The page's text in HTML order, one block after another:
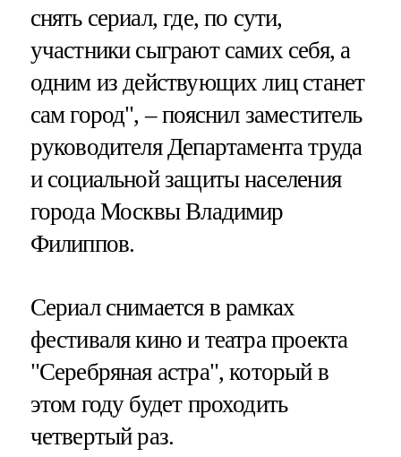
снять сериал, где, по сути,
участники сыграют самих себя, а
одним из действующих лиц станет
сам город", – пояснил заместитель
руководителя Департамента труда
и социальной защиты населения
города Москвы Владимир
Филиппов.
Сериал снимается в рамках
фестиваля кино и театра проекта
"Серебряная астра", который в
этом году будет проходить
четвертый раз.